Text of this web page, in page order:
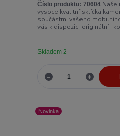
Číslo produktu: 70604Naše
vysoce kvalitní sklíčka
součástmi vašeho
vás k dispozici originální i
Skladem 2
Novinka